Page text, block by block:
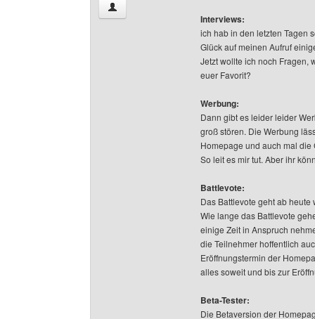
hpbk-interview Benutzer-Profile anzeigen
Interviews:
ich hab in den letzten Tagen
Glück auf meinen Aufruf
Jetzt wollte ich noch Fragen,
euer Favorit?
Werbung:
Dann gibt es leider leider
groß stören. Die Werbung
Homepage und auch mal
So leit es mir tut. Aber ihr
Battlevote:
Das Battlevote geht ab
Wie lange das Battlevote
einige Zeit in Anspruch
die Teilnehmer hoffentlich
Eröffnungstermin der
alles soweit und bis zur
Beta-Tester:
Die Betaversion der